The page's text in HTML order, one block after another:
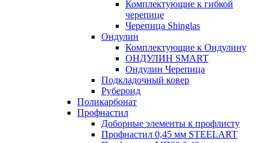
Комплектующие к гибкой
черепице
Черепица Shinglas
Ондулин
Комплектующие к Ондулину
ОНДУЛИН SMART
Ондулин Черепица
Подкладочный ковер
Рубероид
Поликарбонат
Профнастил
Доборные элементы к профлисту
Профнастил 0,45 мм STEELART